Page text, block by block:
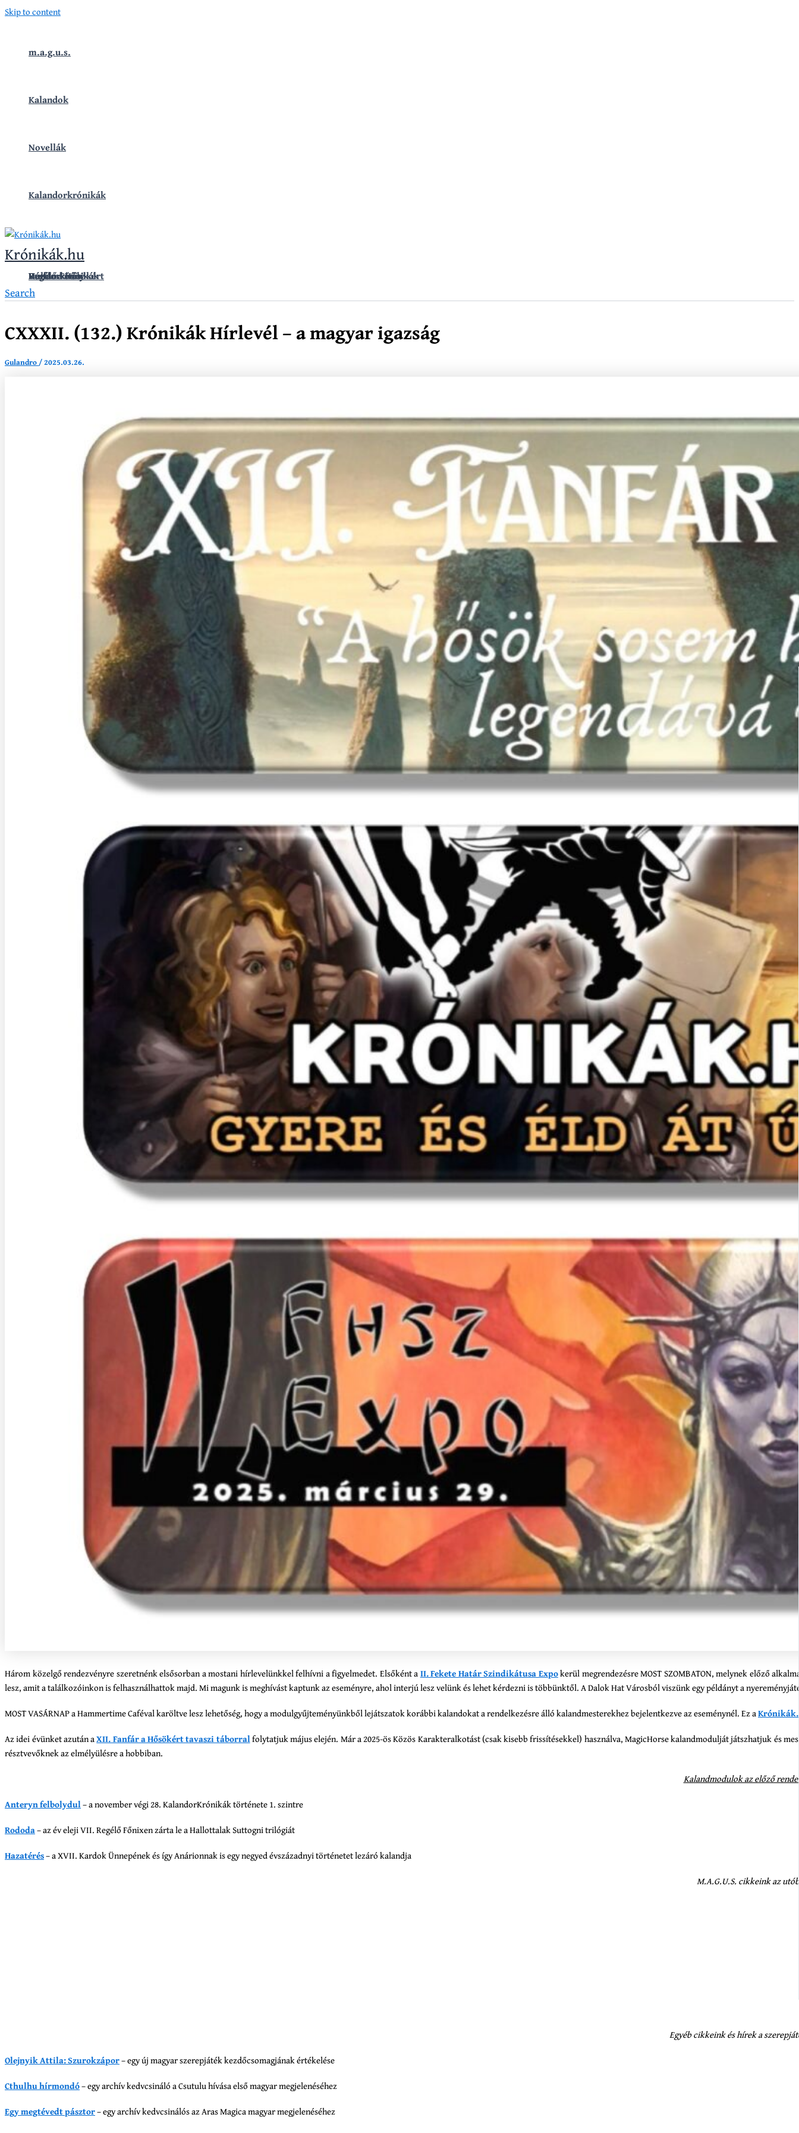
Skip to content
m.a.g.u.s.
Kalandok
Novellák
Kalandorkrónikák
Krónikák.hu
Vándorkrónikák
Hullámkirály
Regélő Főnix
Fanfár a Hősökért
Search
CXXXII. (132.) Krónikák Hírlevél – a magyar igazság
Gulandro /2025.03.26.
Három közelgő rendezvényre szeretnénk elsősorban a mostani hírlevelünkkel felhívni a figyelmedet. Elsőként aII. Fekete Határ Szindikátusa Expokerül megrendezésre MOST SZOMBATON, melynek előző
lesz, amit a találkozóinkon is felhasználhattok majd. Mi magunk is meghívást kaptunk az eseményre, ahol interjú lesz velünk és lehet kérdezni is többünktől. A Dalok Hat Városból viszünk egy példányt a
MOST VASÁRNAP a Hammertime Caféval karöltve lesz lehetőség, hogy a modulgyűjteményünkből lejátszatok korábbi kalandokat a rendelkezésre álló kalandmesterekhez bejelentkezve az eseménynél. Ez a
Az idei évünket azután aXII. Fanfár a Hősökért tavaszi táborralfolytatjuk május elején. Már a 2025-ös Közös Karakteralkotást (csak kisebb frissítésekkel) használva, MagicHorse kalandmodulját játszhatjuk és
résztvevőknek az elmélyülésre a hobbiban.
Kalandmodulok az előző
Anteryn felbolydul– a november végi 28. KalandorKrónikák története 1. szintre
Rododa– az év eleji VII. Regélő Főnixen zárta le a Hallottalak Suttogni trilógiát
Hazatérés– a XVII. Kardok Ünnepének és így Anárionnak is egy negyed évszázadnyi történetet lezáró kalandja
M.A.G.U.S. cikkeink az
Egyéb cikkeink és hírek a
Olejnyik Attila: Szurokzápor– egy új magyar szerepjáték kezdőcsomagjának értékelése
Cthulhu hírmondó– egy archív kedvcsináló a Csutulu hívása első magyar megjelenéséhez
Egy megtévedt pásztor– egy archív kedvcsinálós az Aras Magica magyar megjelenéséhez